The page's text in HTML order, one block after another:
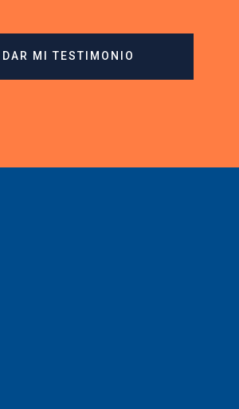
DAR MI TESTIMONIO